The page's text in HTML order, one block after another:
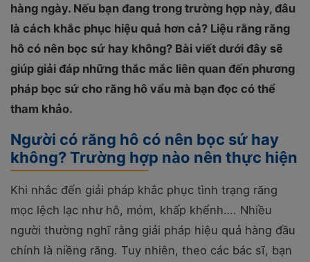
hàng ngày. Nếu bạn đang trong trường hợp này, đâu
là cách khắc phục hiệu quả hơn cả? Liệu rằng răng
hô có nên bọc sứ hay không? Bài viết dưới đây sẽ
giúp giải đáp những thắc mắc liên quan đến phương
pháp bọc sứ cho răng hô vẩu mà bạn đọc có thể
tham khảo.
Người có răng hô có nên bọc sứ hay
không? Trường hợp nào nên thực hiện
Khi nhắc đến giải pháp khắc phục tình trạng răng
mọc lệch lạc như hô, móm, khấp khểnh…. Nhiều
người thường nghĩ rằng giải pháp hiệu quả hàng đầu
chính là niềng răng. Tuy nhiên, theo các bác sĩ, bạn